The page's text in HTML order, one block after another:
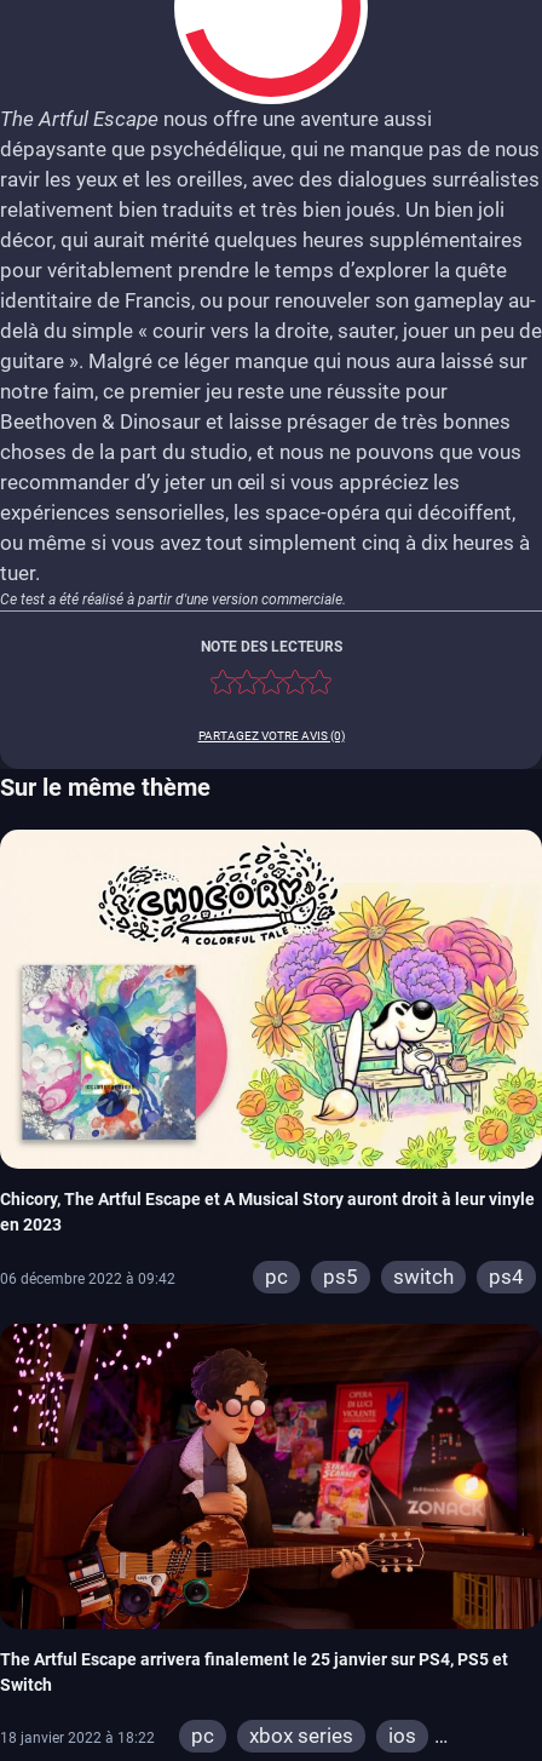
7
The Artful Escape nous offre une aventure aussi
dépaysante que psychédélique, qui ne manque pas de nous
ravir les yeux et les oreilles, avec des dialogues surréalistes
relativement bien traduits et très bien joués. Un bien joli
décor, qui aurait mérité quelques heures supplémentaires
pour véritablement prendre le temps d’explorer la quête
identitaire de Francis, ou pour renouveler son gameplay au-
delà du simple « courir vers la droite, sauter, jouer un peu de
guitare ». Malgré ce léger manque qui nous aura laissé sur
notre faim, ce premier jeu reste une réussite pour
Beethoven & Dinosaur et laisse présager de très bonnes
choses de la part du studio, et nous ne pouvons que vous
recommander d’y jeter un œil si vous appréciez les
expériences sensorielles, les space-opéra qui décoiffent,
ou même si vous avez tout simplement cinq à dix heures à
tuer.
Ce test a été réalisé à partir d'une version commerciale.
NOTE DES LECTEURS
PARTAGEZ VOTRE AVIS (0)
Sur le même thème
Chicory, The Artful Escape et A Musical Story auront droit à leur vinyle
en 2023
06 décembre 2022 à 09:42 pc ps5 switch ps4
The Artful Escape arrivera finalement le 25 janvier sur PS4, PS5 et
Switch
18 janvier 2022 à 18:22 pc xbox series
ios